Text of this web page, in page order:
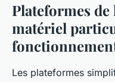
Plateformes
matériel
Les plateformes